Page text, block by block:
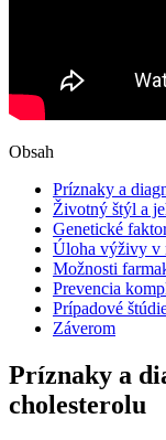
Obsah
Príznaky a
Životný štýl a
Genetické
Úloha výživy v
Možnosti
Prevencia
Prípadové
Záverom
Príznaky a
cholesterolu